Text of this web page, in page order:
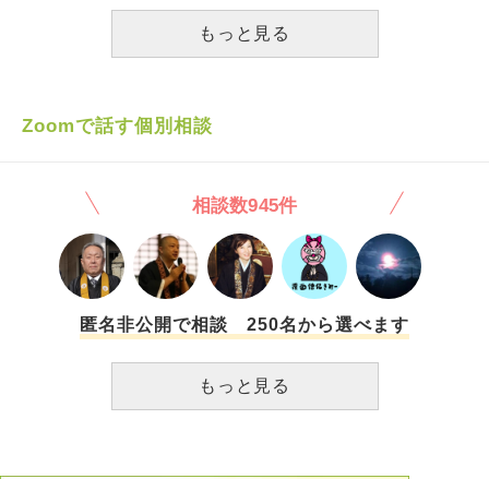
うか？ 車に乗るのも毎回怖いです。（運転するのは私では
もっと見る
Zoomで話す個別相談
相談数945件
匿名非公開で相談 250名から選べます
もっと見る